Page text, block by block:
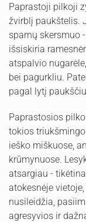
Paprastoji pilkoji
žvirblį paukštelis.
sparnų skersmuo
išsiskiria
atspalvio
bei pagurkliu.
pagal lytį
Paprastosios
tokios
ieško miškuose,
krūmynuose.
atsargiau -
atokesnėje
nusileidžia,
agresyvios ir